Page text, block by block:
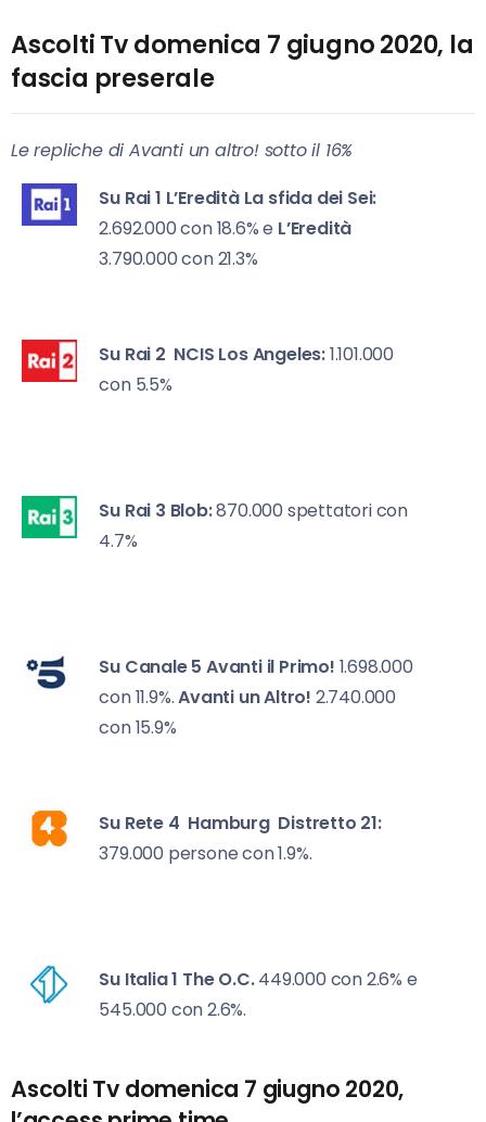
Ascolti Tv domenica 7 giugno 2020, la
fascia preserale
Le repliche di Avanti un altro! sotto il 16%
Su Rai 1 L’Eredità La sfida dei Sei:
2.692.000 con 18.6% e L’Eredità
3.790.000 con 21.3%
Su Rai 2 NCIS Los Angeles:1.101.000
con 5.5%
Su Rai 3 Blob:870.000 spettatori con
4.7%
Su Canale 5 Avanti il Primo! 1.698.000
con 11.9%.Avanti un Altro! 2.740.000
con 15.9%
Su Rete 4 Hamburg Distretto 21:
379.000 persone con 1.9%.
Su Italia 1 The O.C.449.000 con 2.6% e
545.000 con 2.6%.
Ascolti Tv domenica 7 giugno 2020,